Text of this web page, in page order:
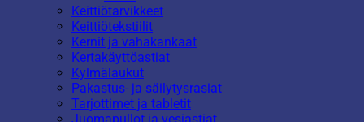
Keittiötarvikkeet
Keittiötekstiilit
Kernit ja vahakankaat
Kertakäyttöastiat
Kylmälaukut
Pakastus- ja säilytysrasiat
Tarjottimet ja tabletit